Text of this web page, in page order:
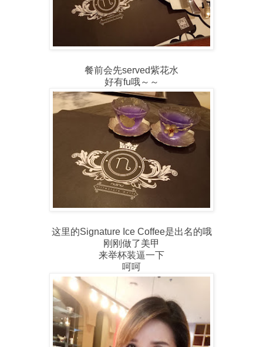
餐前会先served紫花水
好有fu哦～～
这里的Signature Ice Coffee是出名的哦
刚刚做了美甲
来举杯装逼一下
呵呵